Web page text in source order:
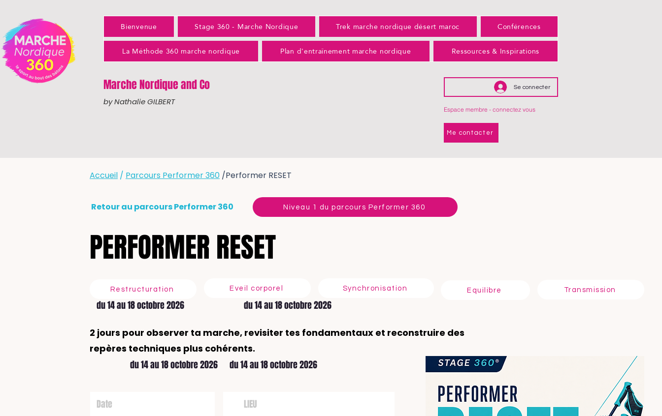
Bienvenue Stage 360 - Marche Nordique Trek marche nordique désert maroc
Conférences
La Méthode 360 marche nordique
Plan d'entraînement marche nordique Ressources & Inspirations
Marche Nordique and Co
by Nathalie GILBERT
Se connecter
Espace membre - connectez vous
Me contacter
Accueil / Parcours Performer 360 /Performer RESET
Retour au parcours Performer 360 Niveau 1 du parcours Performer 360
PERFORMER RESET
Restructuration Eveil corporel Synchronisation Equilibre Transmission
2 jours pour observer ta marche, revisiter tes fondamentaux et reconstruire des
repères techniques plus cohérents.
du 14 au 18 octobre 2026
Date
du 14 au 18 octobre 2026
LIEU
du 14 au 18 octobre 2026 du 14 au 18 octobre 2026